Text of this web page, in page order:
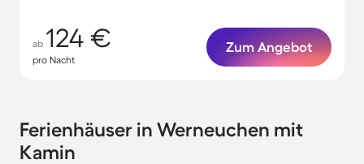
ab 124 €
pro Nacht
Zum Angebot
Ferienhäuser in Werneuchen mit
Kamin